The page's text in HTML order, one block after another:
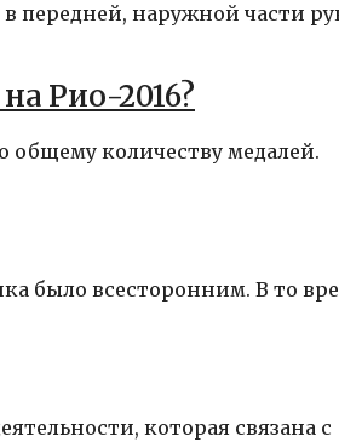
передней, наружной части
Рио-2016?
количеству медалей.
было всесторонним. В то
которая связана с